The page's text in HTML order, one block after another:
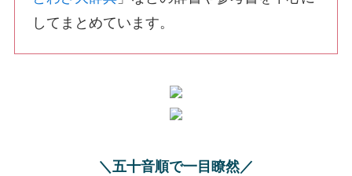
してまとめています。
＼五十音順で一目瞭然／